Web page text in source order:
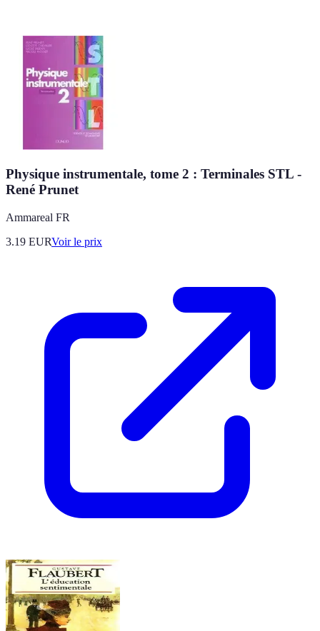
Physique instrumentale, tome 2 : Terminales STL -
René Prunet
Ammareal FR
3.19 EURVoir le prix